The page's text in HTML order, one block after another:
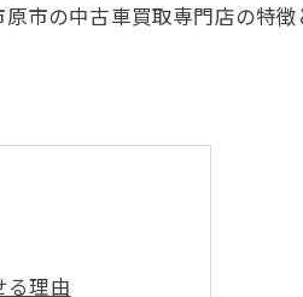
市の中古車買取専門店の特
る理由